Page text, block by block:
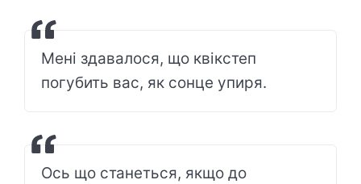
Мені здавалося, що квікстеп
погубить вас, як сонце упиря.
Ось що станеться, якщо до